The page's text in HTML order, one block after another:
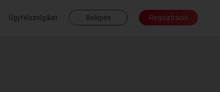
Ügyfélszolgálat Belépés Regisztráció